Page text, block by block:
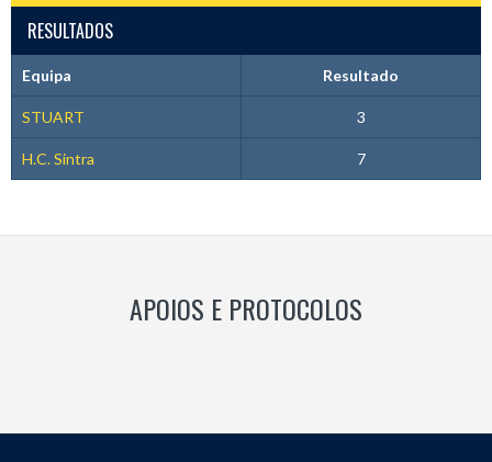
RESULTADOS
Equipa Resultado
STUART 3
H.C. Sintra 7
APOIOS E PROTOCOLOS